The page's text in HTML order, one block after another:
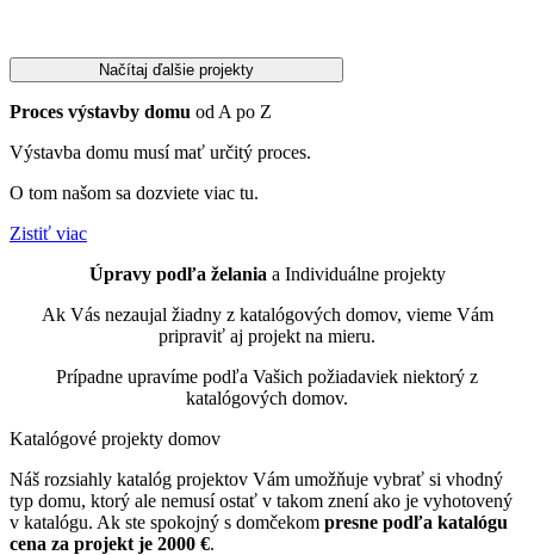
Načítaj ďalšie projekty
Proces výstavby domu od A po Z
Výstavba domu musí mať určitý proces.
O tom našom sa dozviete viac tu.
Zistiť viac
Úpravy podľa želania a Individuálne projekty
Ak Vás nezaujal žiadny z katalógových domov, vieme Vám
pripraviť aj projekt na mieru.
Prípadne upravíme podľa Vašich požiadaviek niektorý z
katalógových domov.
Katalógové projekty domov
Náš rozsiahly katalóg projektov Vám umožňuje vybrať si vhodný
typ domu, ktorý ale nemusí ostať v takom znení ako je vyhotovený
v katalógu. Ak ste spokojný s domčekom presne podľa katalógu
cena za projekt je 2000 €.